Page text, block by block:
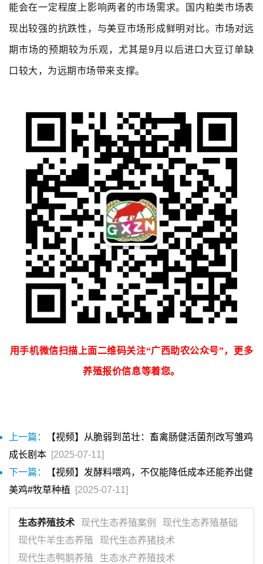
能会在一定程度上影响两者的市场需求。国内粕类市场表
现出较强的抗跌性，与美豆市场形成鲜明对比。市场对远
期市场的预期较为乐观，尤其是9月以后进口大豆订单缺
口较大，为远期市场带来支撑。
用手机微信扫描上面二维码关注“广西助农公众号”，更多
养殖报价信息等着您。
上一篇：
【视频】从脆弱到茁壮：畜禽肠健活菌剂改写雏鸡
成长剧本 [2025-07-11]
下一篇：
【视频】发酵料喂鸡，不仅能降低成本还能养出健
美鸡#牧草种植
[2025-07-11]
生态养殖技术 现代生态养殖案例
现代生态养殖基础
现代牛羊生态养殖
现代生态养猪技术
现代生态鸭鹅养殖
生态水产养殖技术